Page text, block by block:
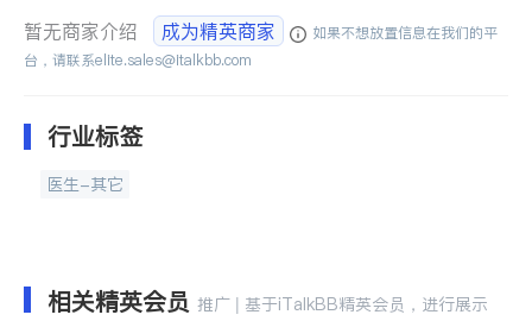
暂无商家介绍 成为精英商家
如果不想放置信息在我们的平
台，请联系elite.sales@italkbb.com
行业标签
医生-其它
相关精英会员 推广 | 基于iTalkBB精英会员，进行展示